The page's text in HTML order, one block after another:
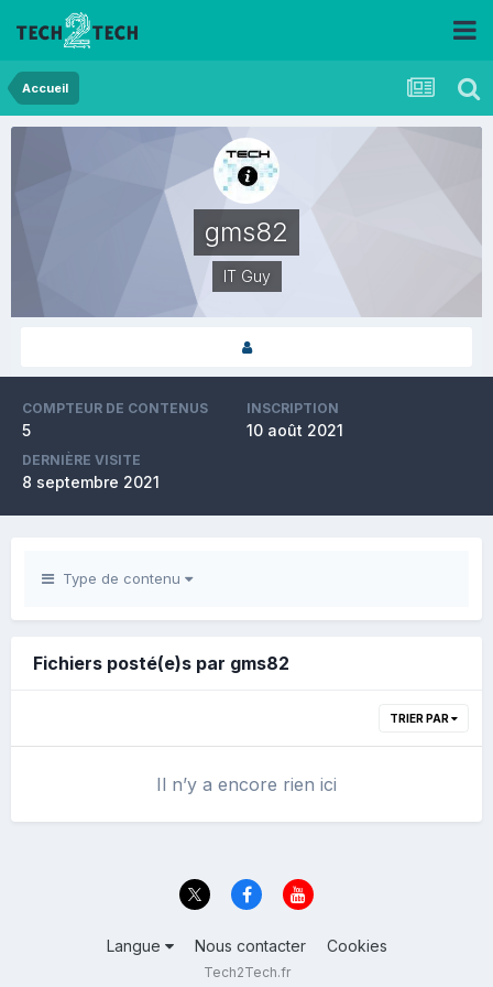
Accueil
gms82
IT Guy
COMPTEUR DE CONTENUS
5
INSCRIPTION
10 août 2021
DERNIÈRE VISITE
8 septembre 2021
Type de contenu
Fichiers posté(e)s par gms82
TRIER PAR
Il n’y a encore rien ici
Langue Nous contacter Cookies
Tech2Tech.fr